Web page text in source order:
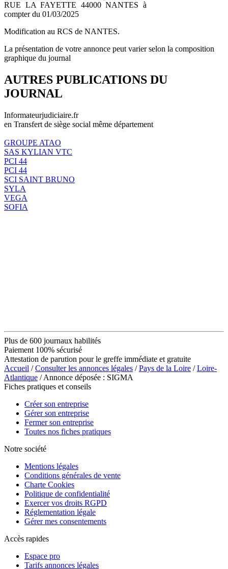
RUE LA FAYETTE 44000 NANTES à
compter du 01/03/2025
Modification au RCS de NANTES.
La présentation de votre annonce peut varier selon la composition
graphique du journal
AUTRES PUBLICATIONS DU
JOURNAL
Informateurjudiciaire.fr
en Transfert de siège social même département
GROUPE ATAO
SAS KYLIAN VTC
PCI 44
PCI 44
SCI SAINT BRUNO
SYLA
VEGA
SOFIA
Plus de 600 journaux habilités
Paiement 100% sécurisé
Attestation de parution pour le greffe immédiate et gratuite
Accueil /Consulter les annonces légales /Pays de la Loire /Loire-
Atlantique / Annonce déposée : SIGMA
Fiches pratiques et conseils
Créer son entreprise
Gérer son entreprise
Fermer son entreprise
Toutes nos fiches pratiques
Notre société
Mentions légales
Conditions générales de vente
Charte Cookies
Politique de confidentialité
Exercer vos droits RGPD
Réglementation légale
Gérer mes consentements
Accès rapides
Espace pro
Tarifs annonces légales